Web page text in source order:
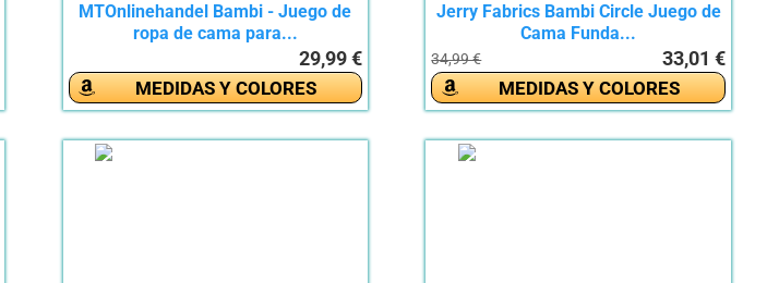
MTOnlinehandel Bambi - Juego de
ropa de cama para...
29,99 €
MEDIDAS Y COLORES
Jerry Fabrics Bambi Circle Juego de
Cama Funda...
34,99 € 33,01 €
MEDIDAS Y COLORES